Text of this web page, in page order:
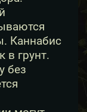
Каннабис
в грунт.
без